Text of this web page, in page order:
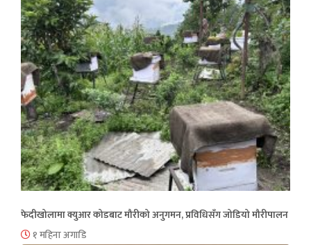
फेदीखोलामा क्युआर कोडबाट मौरीको अनुगमन, प्रविधिसँग जोडियो मौरीपालन
१ महिना अगाडि